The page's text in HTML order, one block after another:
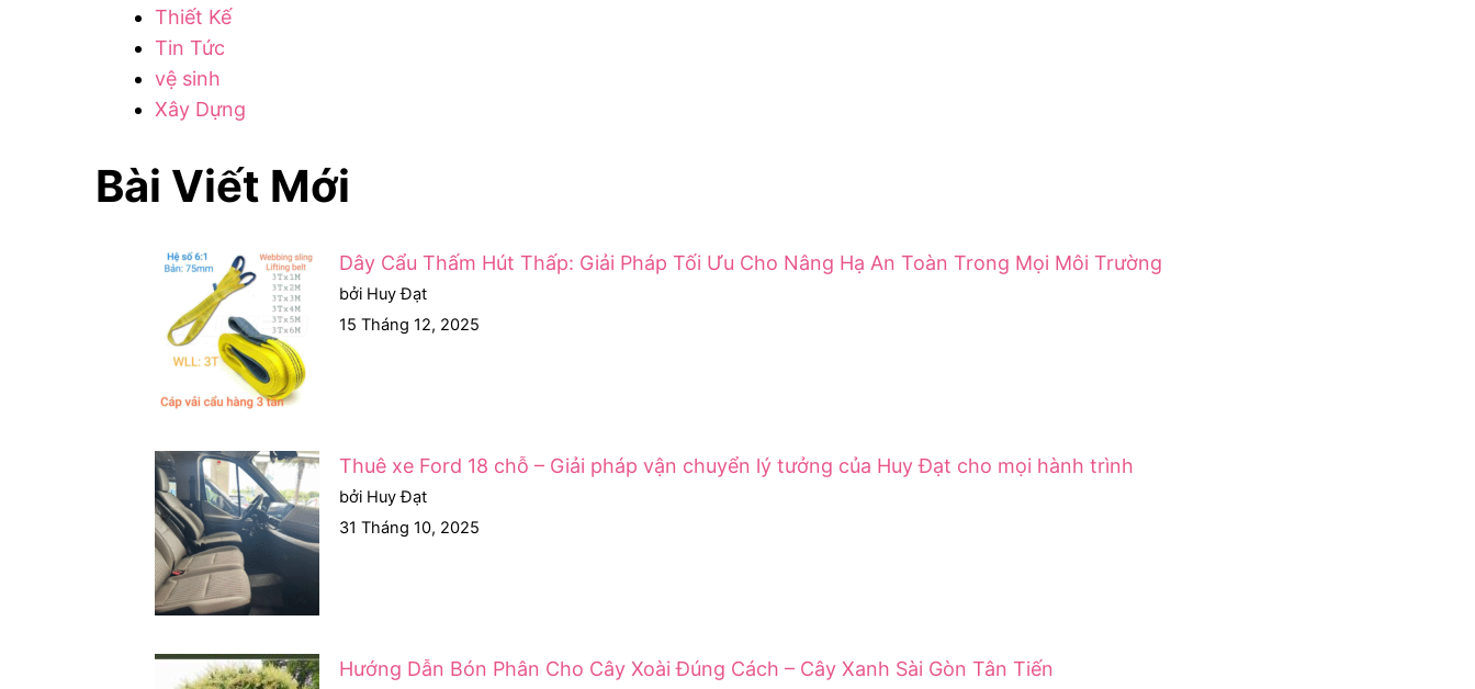
Thiết Kế
Tin Tức
vệ sinh
Xây Dựng
Bài Viết Mới
Dây Cẩu Thấm Hút Thấp: Giải Pháp Tối Ưu Cho Nâng Hạ An Toàn Trong Mọi Môi Trường
bởi Huy Đạt
15 Tháng 12, 2025
Thuê xe Ford 18 chỗ – Giải pháp vận chuyển lý tưởng của Huy Đạt cho mọi hành trình
bởi Huy Đạt
31 Tháng 10, 2025
Hướng Dẫn Bón Phân Cho Cây Xoài Đúng Cách – Cây Xanh Sài Gòn Tân Tiến